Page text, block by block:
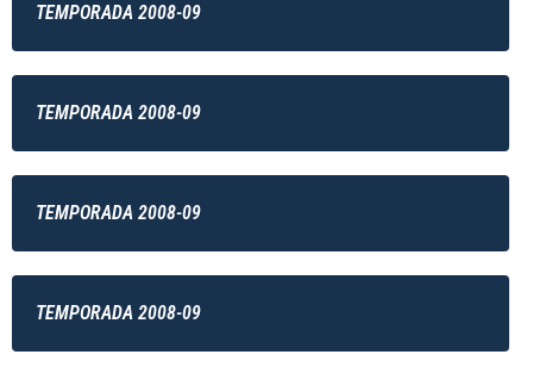
TEMPORADA 2008-09
TEMPORADA 2008-09
TEMPORADA 2008-09
TEMPORADA 2008-09